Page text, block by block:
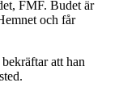
FMF. Budet är
och får
att han